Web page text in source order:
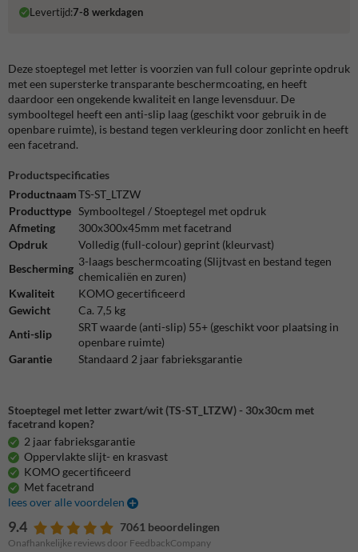
Levertijd:7-8 werkdagen
Deze stoeptegel met letter is voorzien van full colour geprinte opdruk
met een supersterke transparante beschermcoating, en heeft
daardoor een ongekende kwaliteit en lange levensduur. De
symbooltegel heeft een anti-slip laag (geschikt voor gebruik in de
openbare ruimte), is bestand tegen verkleuring door zonlicht en heeft
een facetrand.
Productspecificaties
ProductnaamTS-ST_LTZW
Producttype Symbooltegel / Stoeptegel met opdruk
Afmeting
300x300x45mm met facetrand
Opdruk
Volledig (full-colour) geprint (kleurvast)
Bescherming
3-laags beschermcoating (Slijtvast en bestand tegen
chemicaliën en zuren)
Kwaliteit
KOMO gecertificeerd
Gewicht
Ca. 7,5 kg
Anti-slip
SRT waarde (anti-slip) 55+ (geschikt voor plaatsing in
openbare ruimte)
Garantie
Standaard 2 jaar fabrieksgarantie
Stoeptegel met letter zwart/wit (TS-ST_LTZW) - 30x30cm met
facetrand kopen?
2 jaar fabrieksgarantie
Oppervlakte slijt- en krasvast
KOMO gecertificeerd
Met facetrand
lees over alle voordelen
9.4 7061 beoordelingen
Onafhankelijke reviews door FeedbackCompany